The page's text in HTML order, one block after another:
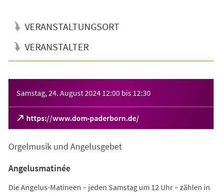
VERANSTALTUNGSORT
VERANSTALTER
Samstag, 24. August 2024 12:00 bis 12:30
https://www.dom-paderborn.de/
(Öffnet
in
neuen
Orgelmusik und Angelusgebet
Angelusmatinée
Die Angelus-Matineen – jeden Samstag um 12 Uhr – zählen in